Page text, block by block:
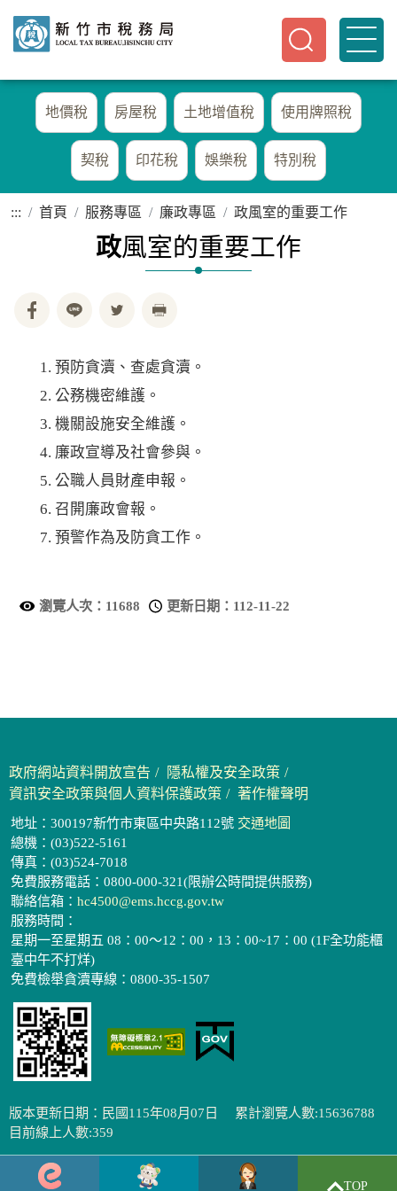
地價稅 房屋稅 土地增值稅 使用牌照稅
契稅 印花稅 娛樂稅 特別稅
::: 首頁 服務專區 廉政專區 政風室的重要工作
政風室的重要工作
預防貪瀆、查處貪瀆。
公務機密維護。
機關設施安全維護。
廉政宣導及社會參與。
公職人員財產申報。
召開廉政會報。
預警作為及防貪工作。
瀏覽人次： 11688 更新日期： 112-11-22
政府網站資料開放宣告
隱私權及安全政策
資訊安全政策與個人資料保護政策
著作權聲明
地址：300197新竹市東區中央路112號 交通地圖
總機：(03)522-5161
傳真：(03)524-7018
免費服務電話：0800-000-321(限辦公時間提供服務)
聯絡信箱： hc4500@ems.hccg.gov.tw
服務時間：
星期一至星期五 08：00～12：00，13：00~17：00 (1F全功能櫃
臺中午不打烊)
免費檢舉貪瀆專線：0800-35-1507
版本更新日期：民國115年08月07日
累計瀏覽人數:15636788
目前線上人數:359
TOP